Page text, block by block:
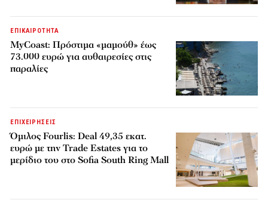
ΕΠΙΚΑΙΡΟΤΗΤΑ
MyCoast: Πρόστιμα «μαμούθ» έως
73.000 ευρώ για αυθαιρεσίες στις
παραλίες
ΕΠΙΧΕΙΡΗΣΕΙΣ
Όμιλος Fourlis: Deal 49,35 εκατ.
ευρώ με την Trade Estates για το
μερίδιο του στο Sofia South Ring Mall